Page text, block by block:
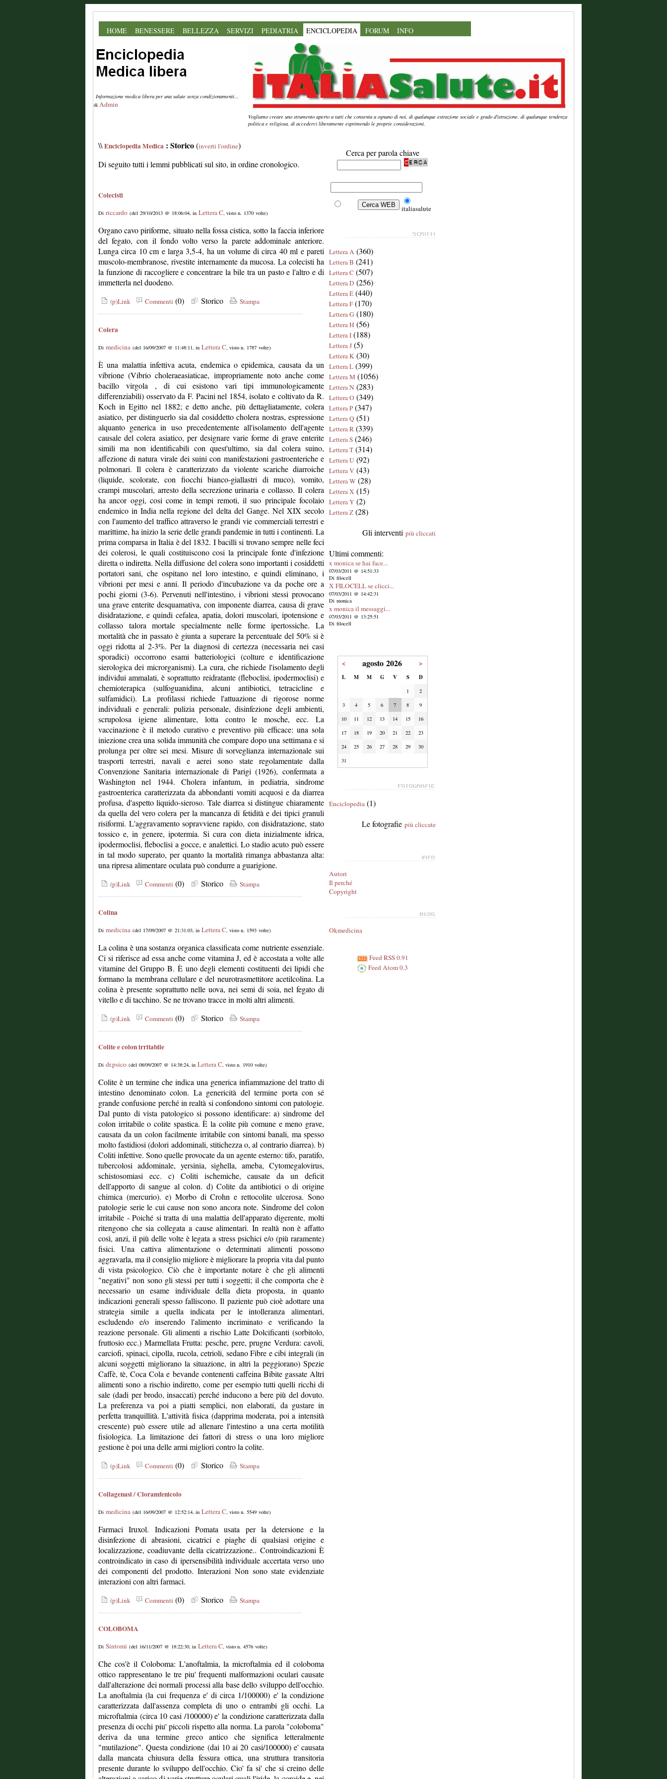
HOME BENESSERE BELLEZZA SERVIZI PEDIATRIA ENCICLOPEDIA FORUM INFO
Informazione medica libera per una salute senza condizionamenti...
di Admin
Vogliamo creare uno strumento aperto a tutti che consenta a ognuno di noi, di qualunque estrazione sociale e grado d'istruzione, di qualunque tendenza
politica e religiosa, di accedervi liberamente esprimendo le proprie considerazioni.
\\Enciclopedia Medica : Storico(inverti l'ordine)
Di seguito tutti i lemmi pubblicati sul sito, in ordine cronologico.
Colecisti
Di riccardo (del 29/10/2013 @ 18:06:04, in Lettera C, visto n. 1370 volte)
Organo cavo piriforme, situato nella fossa cistica, sotto la faccia inferiore
del fegato, con il fondo volto verso la parete addominale anteriore.
Lunga circa 10 cm e larga 3,5-4, ha un volume di circa 40 ml e pareti
muscolo-membranose, rivestite internamente da mucosa. La colecisti ha
la funzione di raccogliere e concentrare la bile tra un pasto e l'altro e di
immetterla nel duodeno.
(p)Link Commenti (0) Storico Stampa
Colera
Di medicina (del 16/09/2007 @ 11:48:11, in Lettera C, visto n. 1787 volte)
È una malattia infettiva acuta, endemica o epidemica, causata da un
vibrione (Vibrio choleraeasiaticae, impropriamente noto anche come
bacillo virgola , di cui esistono vari tipi immunologicamente
differenziabili) osservato da F. Pacini nel 1854, isolato e coltivato da R.
Koch in Egitto nel 1882; e detto anche, più dettagliatamente, colera
asiatico, per distinguerlo sia dal cosiddetto cholera nostras, espressione
alquanto generica in uso precedentemente all'isolamento dell'agente
causale del colera asiatico, per designare varie forme di grave enterite
simili ma non identificabili con quest'ultimo, sia dal colera suino,
affezione di natura virale dei suini con manifestazioni gastroenteriche e
polmonari. Il colera è caratterizzato da violente scariche diarroiche
(liquide, scolorate, con fiocchi bianco-giallastri di muco), vomito,
crampi muscolari, arresto della secrezione urinaria e collasso. Il colera
ha ancor oggi, cosi come in tempi remoti, il suo principale focolaio
endemico in India nella regione del delta del Gange. Nel XIX secolo
con l'aumento del traffico attraverso le grandi vie commerciali terrestri e
marittime, ha inizio la serie delle grandi pandemie in tutti i continenti. La
prima comparsa in Italia è del 1832. I bacilli si trovano sempre nelle feci
dei colerosi, le quali costituiscono cosi la principale fonte d'infezione
diretta o indiretta. Nella diffusione del colera sono importanti i cosiddetti
portatori sani, che ospitano nel loro intestino, e quindi eliminano, i
vibrioni per mesi e anni. Il periodo d'incubazione va da poche ore a
pochi giorni (3-6). Pervenuti nell'intestino, i vibrioni stessi provocano
una grave enterite desquamativa, con imponente diarrea, causa di grave
disidratazione, e quindi cefalea, apatia, dolori muscolari, ipotensione e
collasso talora mortale specialmente nelle forme ipertossiche. La
mortalità che in passato è giunta a superare la percentuale del 50% si è
oggi ridotta al 2-3%. Per la diagnosi di certezza (necessaria nei casi
sporadici) occorrono esami batteriologici (colture e identificazione
sierologica dei microrganismi). La cura, che richiede l'isolamento degli
individui ammalati, è soprattutto reidratante (fleboclisi, ipodermoclisi) e
chemioterapica (sulfoguanidina, alcuni antibiotici, tetracicline e
sulfamidici). La profilassi richiede l'attuazione di rigorose norme
individuali e generali: pulizia personale, disinfezione degli ambienti,
scrupolosa igiene alimentare, lotta contro le mosche, ecc. La
vaccinazione è il metodo curativo e preventivo più efficace: una sola
iniezione crea una solida immunità che compare dopo una settimana e si
prolunga per oltre sei mesi. Misure di sorveglianza internazionale sui
trasporti terrestri, navali e aerei sono state regolamentate dalla
Convenzione Sanitaria internazionale di Parigi (1926), confermata a
Washington nel 1944. Cholera infantum, in pediatria, sindrome
gastroenterica caratterizzata da abbondanti vomiti acquosi e da diarrea
profusa, d'aspetto liquido-sieroso. Tale diarrea si distingue chiaramente
da quella del vero colera per la mancanza di fetidità e dei tipici granuli
risiformi. L'aggravamento sopravviene rapido, con disidratazione, stato
tossico e, in genere, ipotermia. Si cura con dieta inizialmente idrica,
ipodermoclisi, fleboclisi a gocce, e analettici. Lo stadio acuto può essere
in tal modo superato, per quanto la mortalità rimanga abbastanza alta:
una ripresa alimentare oculata può condurre a guarigione.
(p)Link Commenti (0) Storico Stampa
Colina
Di medicina (del 17/09/2007 @ 21:31:03, in Lettera C, visto n. 1593 volte)
La colina è una sostanza organica classificata come nutriente essenziale.
Ci si riferisce ad essa anche come vitamina J, ed è accostata a volte alle
vitamine del Gruppo B. È uno degli elementi costituenti dei lipidi che
formano la membrana cellulare e del neurotrasmettitore acetilcolina. La
colina è presente soprattutto nelle uova, nei semi di soia, nel fegato di
vitello e di tacchino. Se ne trovano tracce in molti altri alimenti.
(p)Link Commenti (0) Storico Stampa
Colite e colon irritabile
Di dr.psico (del 08/09/2007 @ 14:38:24, in Lettera C, visto n. 1910 volte)
Colite è un termine che indica una generica infiammazione del tratto di
intestino denominato colon. La genericità del termine porta con sé
grande confusione perché in realtà si confondono sintomi con patologie.
Dal punto di vista patologico si possono identificare: a) sindrome del
colon irritabile o colite spastica. È la colite più comune e meno grave,
causata da un colon facilmente irritabile con sintomi banali, ma spesso
molto fastidiosi (dolori addominali, stitichezza o, al contrario diarrea). b)
Coliti infettive. Sono quelle provocate da un agente esterno: tifo, paratifo,
tubercolosi addominale, yersinia, sighella, ameba, Cytomegalovirus,
schistosomiasi ecc. c) Coliti ischemiche, causate da un deficit
dell'apporto di sangue al colon. d) Colite da antibiotici o di origine
chimica (mercurio). e) Morbo di Crohn e rettocolite ulcerosa. Sono
patologie serie le cui cause non sono ancora note. Sindrome del colon
irritabile - Poiché si tratta di una malattia dell'apparato digerente, molti
ritengono che sia collegata a cause alimentari. In realtà non è affatto
così, anzi, il più delle volte è legata a stress psichici e/o (più raramente)
fisici. Una cattiva alimentazione o determinati alimenti possono
aggravarla, ma il consiglio migliore è migliorare la propria vita dal punto
di vista psicologico. Ciò che è importante notare è che gli alimenti
"negativi" non sono gli stessi per tutti i soggetti; il che comporta che è
necessario un esame individuale della dieta proposta, in quanto
indicazioni generali spesso falliscono. Il paziente può cioè adottare una
strategia simile a quella indicata per le intolleranza alimentari,
escludendo e/o inserendo l'alimento incriminato e verificando la
reazione personale. Gli alimenti a rischio Latte Dolcificanti (sorbitolo,
fruttosio ecc.) Marmellata Frutta: pesche, pere, prugne Verdura: cavoli,
carciofi, spinaci, cipolla, rucola, cetrioli, sedano Fibre e cibi integrali (in
alcuni soggetti migliorano la situazione, in altri la peggiorano) Spezie
Caffè, tè, Coca Cola e bevande contenenti caffeina Bibite gassate Altri
alimenti sono a rischio indiretto, come per esempio tutti quelli ricchi di
sale (dadi per brodo, insaccati) perché inducono a bere più del dovuto.
La preferenza va poi a piatti semplici, non elaborati, da gustare in
perfetta tranquillità. L'attività fisica (dapprima moderata, poi a intensità
crescente) può essere utile ad allenare l'intestino a una certa motilità
fisiologica. La limitazione dei fattori di stress o una loro migliore
gestione è poi una delle armi migliori contro la colite.
(p)Link Commenti (0) Storico Stampa
Collagenasi / Cloramfenicolo
Di medicina (del 16/09/2007 @ 12:52:14, in Lettera C, visto n. 5549 volte)
Farmaci Iruxol. Indicazioni Pomata usata per la detersione e la
disinfezione di abrasioni, cicatrici e piaghe di qualsiasi origine e
localizzazione, coadiuvante della cicatrizzazione.. Controindicazioni È
controindicato in caso di ipersensibilità individuale accertata verso uno
dei componenti del prodotto. Interazioni Non sono state evidenziate
interazioni con altri farmaci.
(p)Link Commenti (0) Storico Stampa
COLOBOMA
Di Sintomi (del 16/11/2007 @ 18:22:30, in Lettera C, visto n. 4576 volte)
Che cos'è il Coloboma: L'anoftalmia, la microftalmia ed il coloboma
ottico rappresentano le tre piu' frequenti malformazioni oculari causate
dall'alterazione dei normali processi alla base dello sviluppo dell'occhio.
La anoftalmia (la cui frequenza e' di circa 1/100000) e' la condizione
caratterizzata dall'assenza completa di uno o entrambi gli occhi. La
microftalmia (circa 10 casi /100000) e' la condizione caratterizzata dalla
presenza di occhi piu' piccoli rispetto alla norma. La parola "coloboma"
deriva da una termine greco antico che significa letteralmente
"mutilazione". Questa condizione (dai 10 ai 20 casi/100000) e' causata
dalla mancata chiusura della fessura ottica, una struttura transitoria
presente durante lo sviluppo dell'occhio. Cio' fa si' che si creino delle
Cerca per parola chiave
italiasalute
Lettera A (360)
Lettera B (241)
Lettera C (507)
Lettera D (256)
Lettera E (440)
Lettera F(170)
Lettera G (180)
Lettera H (56)
Lettera I (188)
Lettera J (5)
Lettera K (30)
Lettera L (399)
Lettera M (1056)
Lettera N (283)
Lettera O (349)
Lettera P(347)
Lettera Q (51)
Lettera R (339)
Lettera S (246)
Lettera T (314)
Lettera U (92)
Lettera V (43)
Lettera W (28)
Lettera X (15)
Lettera Y (2)
Lettera Z (28)
Gli interventi più cliccati
Ultimi commenti:
x monica se hai face...
07/03/2011 @ 14:51:33
Di filocell
X FILOCELL se clicci...
07/03/2011 @ 14:42:31
Di monica
x monica il messaggi...
07/03/2011 @ 13:25:51
Di filocell
< agosto 2026 >
L M M G V S D
1
2
3
4 5 6 7 8
9
10
11 12 13 14 15
16
17
18 19 20 21 22
23
24
25 26 27 28 29
30
31
Enciclopedia (1)
Le fotografie più cliccate
Autori
Il perché
Copyright
Okmedicina
Feed RSS 0.91
Feed Atom 0.3